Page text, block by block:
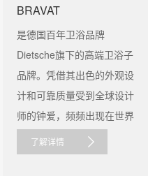
BRAVAT
是德国百年卫浴品牌
Dietsche旗下的高端卫浴子
品牌。凭借其出色的外观设
计和可靠质量受到全球设计
师的钟爱，频频出现在世界
各地高端......
了解详情